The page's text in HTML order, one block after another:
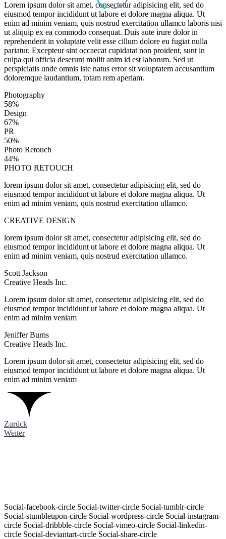
Lorem ipsum dolor sit amet, consectetur adipisicing elit, sed do
eiusmod tempor incididunt ut labore et dolore magna aliqua. Ut
enim ad minim veniam, quis nostrud exercitation ullamco laboris nisi
ut aliquip ex ea commodo consequat. Duis aute irure dolor in
reprehenderit in voluptate velit esse cillum dolore eu fugiat nulla
pariatur. Excepteur sint occaecat cupidatat non proident, sunt in
culpa qui officia deserunt mollit anim id est laborum. Sed ut
perspiciatis unde omnis iste natus error sit voluptatem accusantium
doloremque laudantium, totam rem aperiam.
Photography
58%
Design
67%
PR
50%
Photo Retouch
44%
PHOTO RETOUCH
lorem ipsum dolor sit amet, consectetur adipisicing elit, sed do
eiusmod tempor incididunt ut labore et dolore magna aliqua. Ut
enim ad minim veniam, quis nostrud exercitation ullamco.
CREATIVE DESIGN
lorem ipsum dolor sit amet, consectetur adipisicing elit, sed do
eiusmod tempor incididunt ut labore et dolore magna aliqua. Ut
enim ad minim veniam, quis nostrud exercitation ullamco.
Scott Jackson
Creative Heads Inc.
Lorem ipsum dolor sit amet, consectetur adipisicing elit, sed do
eiusmod tempor incididunt ut labore et dolore magna aliqua. Ut
enim ad minim veniam
Jeniffer Burns
Creative Heads Inc.
Lorem ipsum dolor sit amet, consectetur adipisicing elit, sed do
eiusmod tempor incididunt ut labore et dolore magna aliqua. Ut
enim ad minim veniam
Zurück
Weiter
Social-facebook-circle Social-twitter-circle Social-tumblr-circle
Social-stumbleupon-circle Social-wordpress-circle Social-instagram-
circle Social-dribbble-circle Social-vimeo-circle Social-linkedin-
circle Social-deviantart-circle Social-share-circle